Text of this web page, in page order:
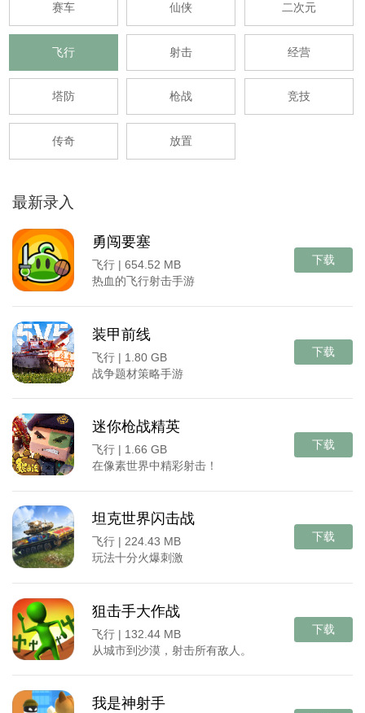
赛车 仙侠 二次元
飞行 射击 经营
塔防 枪战 竞技
传奇 放置
最新录入
勇闯要塞
飞行 | 654.52 MB
热血的飞行射击手游
下载
装甲前线
飞行 | 1.80 GB
战争题材策略手游
下载
迷你枪战精英
飞行 | 1.66 GB
在像素世界中精彩射击！
下载
坦克世界闪击战
飞行 | 224.43 MB
玩法十分火爆刺激
下载
狙击手大作战
飞行 | 132.44 MB
从城市到沙漠，射击所有敌人。
下载
我是神射手